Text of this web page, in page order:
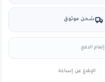
شحن موثوق
الدفع.
الإبلاغ عن إساءة